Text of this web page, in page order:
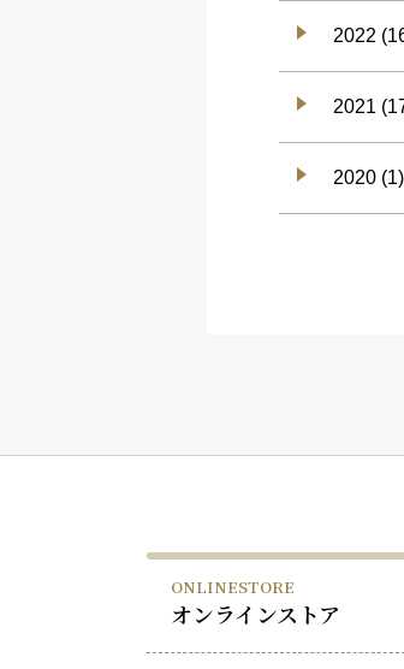
2022
2021
2020 (1)
ONLINESTORE
オンラインストア